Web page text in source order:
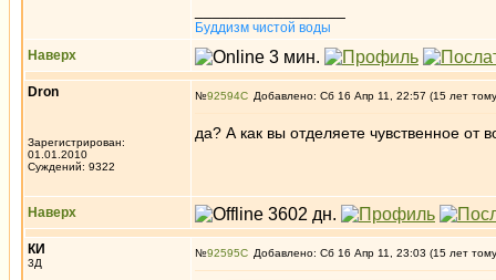
Буддизм чистой воды
Наверх
Dron
Зарегистрирован:
01.01.2010
Суждений: 9322
№92594 Добавлено: Сб 16 Апр 11, 22:57 (15 лет
да? А как вы отделяете чувственное от
Наверх
КИ
3Д
№92595 Добавлено: Сб 16 Апр 11, 23:03 (15 лет